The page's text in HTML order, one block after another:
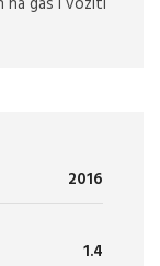
2016
1.4